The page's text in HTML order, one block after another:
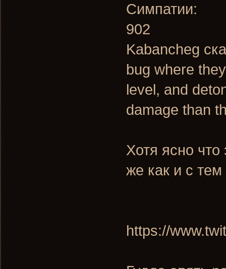
Симпатии:
902
Kabancheg
bug where
level, and
damage than
Хотя ясно что
же как и с
https://